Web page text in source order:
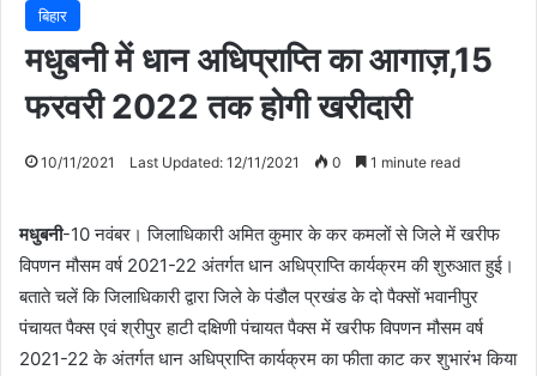
बिहार
मधुबनी में धान अधिप्राप्ति का आगाज़,15
फरवरी 2022 तक होगी खरीदारी
10/11/2021 Last Updated: 12/11/2021 0 1 minute read
मधुबनी-10 नवंबर। जिलाधिकारी अमित कुमार के कर कमलों से जिले में खरीफ
विपणन मौसम वर्ष 2021-22 अंतर्गत धान अधिप्राप्ति कार्यक्रम की शुरुआत हुई।
बताते चलें कि जिलाधिकारी द्वारा जिले के पंडौल प्रखंड के दो पैक्सों भवानीपुर
पंचायत पैक्स एवं श्रीपुर हाटी दक्षिणी पंचायत पैक्स में खरीफ विपणन मौसम वर्ष
2021-22 के अंतर्गत धान अधिप्राप्ति कार्यक्रम का फीता काट कर शुभारंभ किया